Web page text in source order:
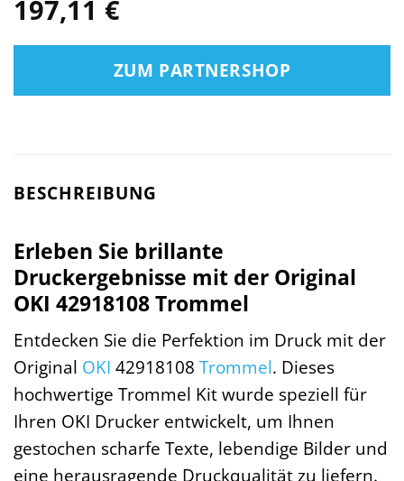
197,11 €
ZUM PARTNERSHOP
BESCHREIBUNG
Erleben Sie brillante
Druckergebnisse mit der Original
OKI 42918108 Trommel
Entdecken Sie die Perfektion im Druck mit der
Original OKI 42918108 Trommel. Dieses
hochwertige Trommel Kit wurde speziell für
Ihren OKI Drucker entwickelt, um Ihnen
gestochen scharfe Texte, lebendige Bilder und
eine herausragende Druckqualität zu liefern.